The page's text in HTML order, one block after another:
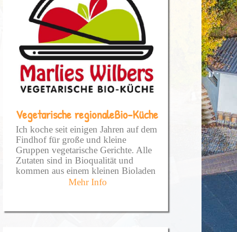
Vegetarische regionaleBio-Küche
Ich koche seit einigen Jahren auf dem
Findhof für große und kleine
Gruppen vegetarische Gerichte. Alle
Zutaten sind in Bioqualität und
kommen aus einem kleinen Bioladen
in Lindlar. Das Gemüse und den Salat
Mehr Info